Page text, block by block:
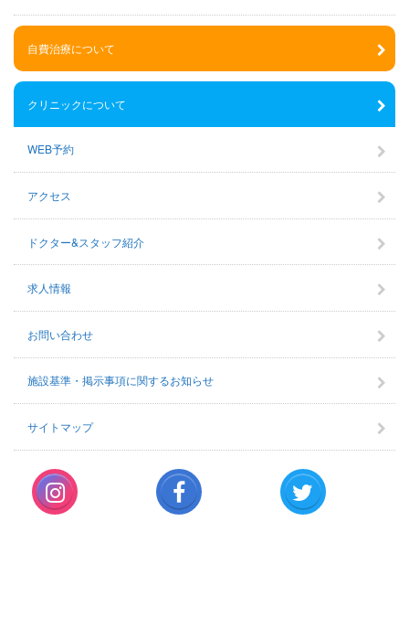
自費治療について
クリニックについて
WEB予約
アクセス
ドクター&スタッフ紹介
求人情報
お問い合わせ
施設基準・掲示事項に関するお知らせ
サイトマップ